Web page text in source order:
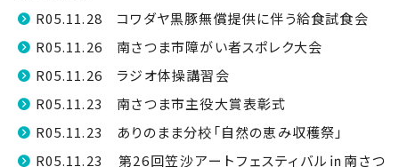
R05.11.28 コワダヤ黒豚無償提供に伴う給食試食会
R05.11.26 南さつま市障がい者スポレク大会
R05.11.26 ラジオ体操講習会
R05.11.23 南さつま市主役大賞表彰式
R05.11.23 ありのまま分校「自然の恵み収穫祭」
R05.11.23 第26回笠沙アートフェスティバル㏌南さつ